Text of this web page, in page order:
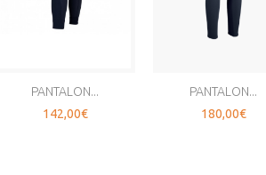
PANTALON...
142,00€
PANTALON...
180,00€